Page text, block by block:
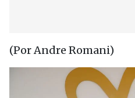
(Por Andre Romani)